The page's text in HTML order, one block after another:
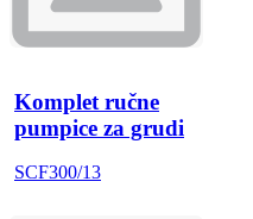
Komplet ručne
pumpice za grudi
SCF300/13